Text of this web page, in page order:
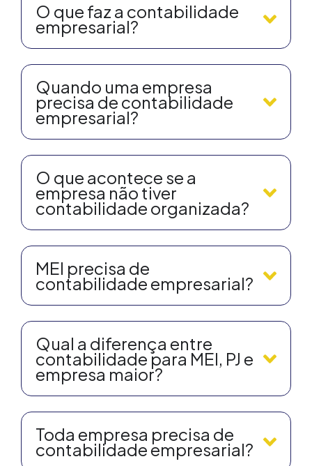
O que faz a contabilidade
empresarial?
Quando uma empresa
precisa de contabilidade
empresarial?
O que acontece se a
empresa não tiver
contabilidade organizada?
MEI precisa de
contabilidade empresarial?
Qual a diferença entre
contabilidade para MEI, PJ e
empresa maior?
Toda empresa precisa de
contabilidade empresarial?